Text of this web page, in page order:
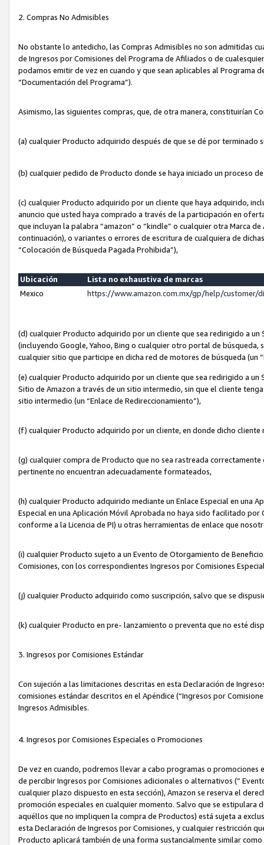
2. Compras No Admisibles
No obstante lo antedicho, las Compras Admisibles no son admitidas
de Ingresos por Comisiones del Programa de Afiliados o de
podamos emitir de vez en cuando y que sean aplicables al Programa
“Documentación del Programa”).
Asimismo, las siguientes compras, que, de otra manera, constituirían
(a) cualquier Producto adquirido después de que se dé por terminado
(b) cualquier pedido de Producto donde se haya iniciado un proceso
(c) cualquier Producto adquirido por un cliente que haya adquirido,
anuncio que usted haya comprado a través de la participación en
que incluyan la palabra “amazon” o “kindle” o cualquier otra Marca
continuación), o variantes o errores de escritura de cualquiera de
“Colocación de Búsqueda Pagada Prohibida”),
Ubicación
Lista no exhaustiva de marcas
Mexico
https://www.amazon.com.mx/gp/help/customer/
(d) cualquier Producto adquirido por un cliente que sea redirigido a
(incluyendo Google, Yahoo, Bing o cualquier otro portal de
cualquier sitio que participe en dicha red de motores de búsqueda (un
(e) cualquier Producto adquirido por un cliente que sea redirigido a un
Sitio de Amazon a través de un sitio intermedio, sin que el cliente
sitio intermedio (un “Enlace de Redireccionamiento”),
(f) cualquier Producto adquirido por un cliente, en donde dicho
(g) cualquier compra de Producto que no sea rastreada
pertinente no encuentran adecuadamente formateados,
(h) cualquier Producto adquirido mediante un Enlace Especial en una
Especial en una Aplicación Móvil Aprobada no haya sido facilitado
conforme a la Licencia de PI) u otras herramientas de enlace que
(i) cualquier Producto sujeto a un Evento de Otorgamiento de
Comisiones, con los correspondientes Ingresos por Comisiones
(j) cualquier Producto adquirido como suscripción, salvo que se
(k) cualquier Producto en pre- lanzamiento o preventa que no esté
3. Ingresos por Comisiones Estándar
Con sujeción a las limitaciones descritas en esta Declaración de
comisiones estándar descritos en el Apéndice (“Ingresos por
Ingresos Admisibles.
4. Ingresos por Comisiones Especiales o Promociones
De vez en cuando, podremos llevar a cabo programas o
de percibir Ingresos por Comisiones adicionales o alternativos (“
cualquier plazo dispuesto en esta sección), Amazon se reserva el
promoción especiales en cualquier momento. Salvo que se
aquéllos que no impliquen la compra de Productos) está sujeta a
esta Declaración de Ingresos por Comisiones, y cualquier restricción
Producto aplicará también de una forma sustancialmente similar